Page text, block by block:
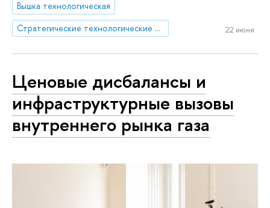
Вышка технологическая
Стратегические технологические проекты
22 июня
Ценовые дисбалансы и
инфраструктурные вызовы
внутреннего рынка газа